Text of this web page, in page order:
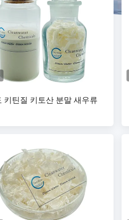
키틴질 키토산 분말 새우류